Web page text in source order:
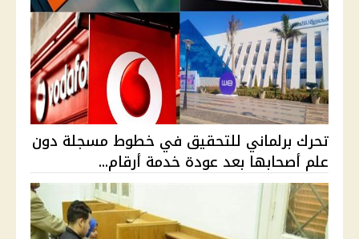
تحرك برلماني للتحقيق في خطوط مسجلة دون
علم أصحابها بعد عودة خدمة أرقام...